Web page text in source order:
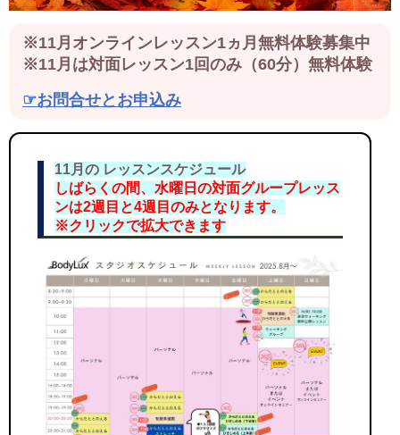
※11月オンラインレッスン1ヵ月無料体験募集中
※11月は対面レッスン1回のみ（60分）無料体験
☞お問合せとお申込み
11月の レッスンスケジュール
しばらくの間、水曜日の対面グループレッス
ンは2週目と4週目のみとなります。
※クリックで拡大できます